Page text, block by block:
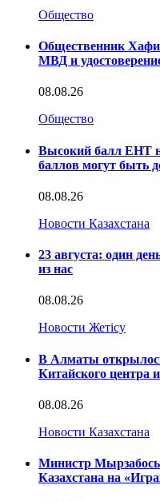
Общество
Общественник
МВД и
08.08.26
Общество
Высокий балл ЕНТ
баллов могут быть
08.08.26
Новости Казахстана
23 августа: один
из нас
08.08.26
Новости Жетісу
В Алматы открылось
Китайского центра
08.08.26
Новости Казахстана
Министр
Казахстана на